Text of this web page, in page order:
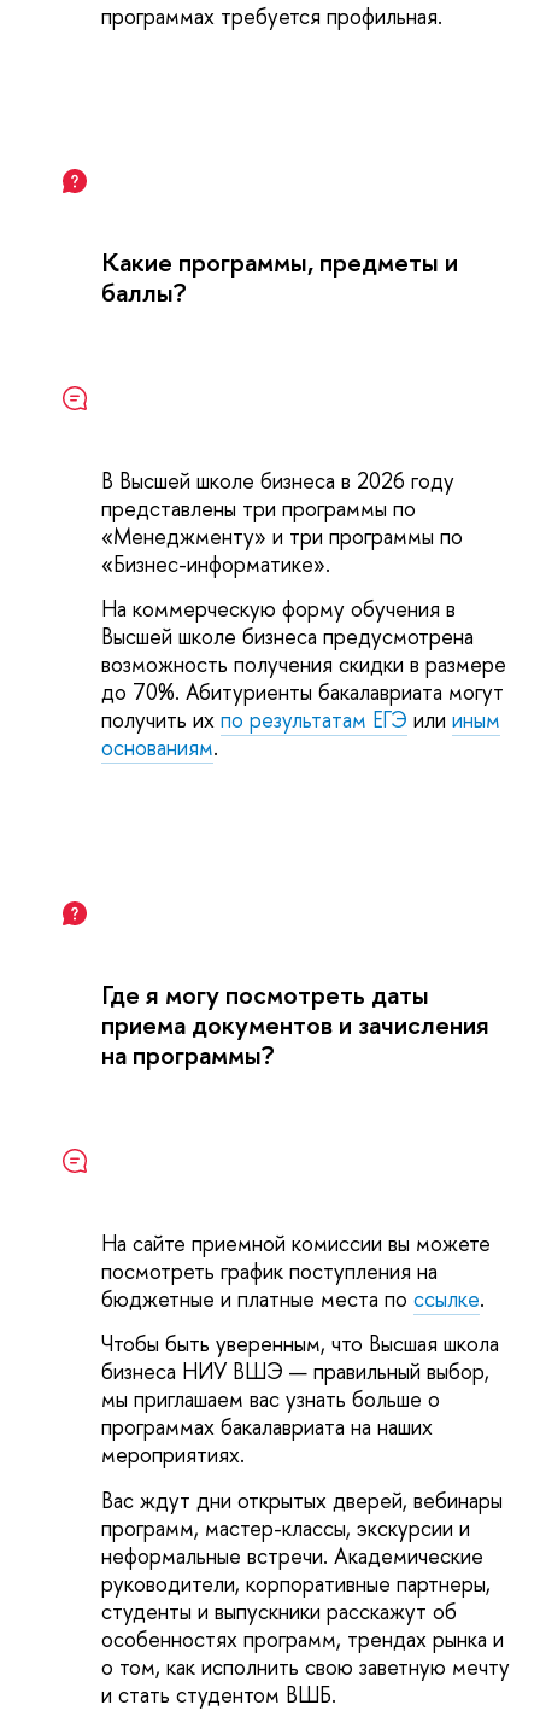
программах требуется профильная.
Какие программы, предметы и
баллы?
В Высшей школе бизнеса в 2026 году
представлены три программы по
«Менеджменту» и три программы по
«Бизнес-информатике».
На коммерческую форму обучения в
Высшей школе бизнеса предусмотрена
возможность получения скидки в размере
до 70%. Абитуриенты бакалавриата могут
получить их по результатам ЕГЭ или иным
основаниям.
Где я могу посмотреть даты
приема документов и зачисления
на программы?
На сайте приемной комиссии вы можете
посмотреть график поступления на
бюджетные и платные места по ссылке.
Чтобы быть уверенным, что Высшая школа
бизнеса НИУ ВШЭ — правильный выбор,
мы приглашаем вас узнать больше о
программах бакалавриата на наших
мероприятиях.
Вас ждут дни открытых дверей, вебинары
программ, мастер-классы, экскурсии и
неформальные встречи. Академические
руководители, корпоративные партнеры,
студенты и выпускники расскажут об
особенностях программ, трендах рынка и
о том, как исполнить свою заветную мечту
и стать студентом ВШБ.